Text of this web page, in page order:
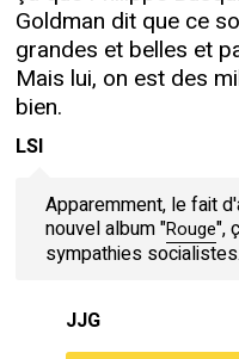
Goldman dit que ce
grandes et belles et
Mais lui, on est des
bien.
LSI
Apparemment, le fait
nouvel album "Rouge",
sympathies
JJG